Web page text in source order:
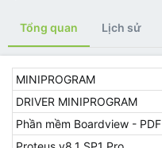
ả
i
o
d
a
t
e
Tổng quan Lịch sử
MINIPROGRAM
DRIVER MINIPROGRAM
Phần mềm Boardview - PDF